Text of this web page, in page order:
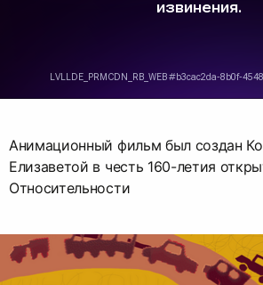
Анимационный фильм был создан
Елизаветой в честь 160-летия
Относительности